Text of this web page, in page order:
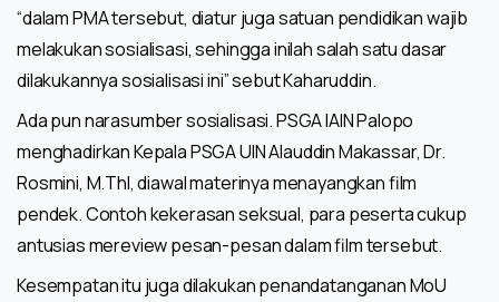
“dalam PMA tersebut, diatur juga satuan pendidikan wajib
melakukan sosialisasi, sehingga inilah salah satu dasar
dilakukannya sosialisasi ini” sebut Kaharuddin.
Ada pun narasumber sosialisasi. PSGA IAIN Palopo
menghadirkan Kepala PSGA UIN Alauddin Makassar, Dr.
Rosmini, M.ThI, diawal materinya menayangkan film
pendek. Contoh kekerasan seksual, para peserta cukup
antusias mereview pesan-pesan dalam film tersebut.
Kesempatan itu juga dilakukan penandatanganan MoU